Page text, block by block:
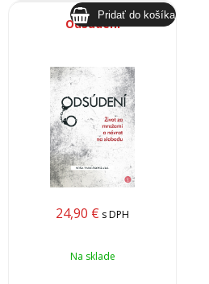
Odsúdení
24,90 € s DPH
Na sklade